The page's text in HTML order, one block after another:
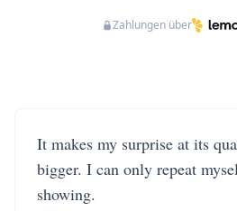
Zahlungen über
It makes my surprise at its
bigger. I can only repeat
showing.